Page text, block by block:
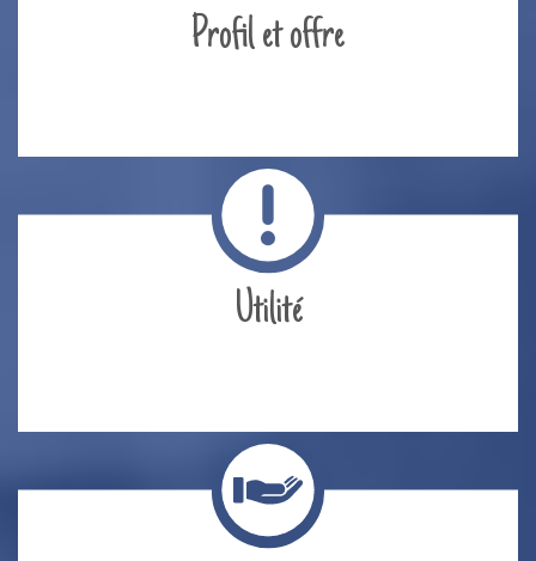
Profil et offre
Utilité